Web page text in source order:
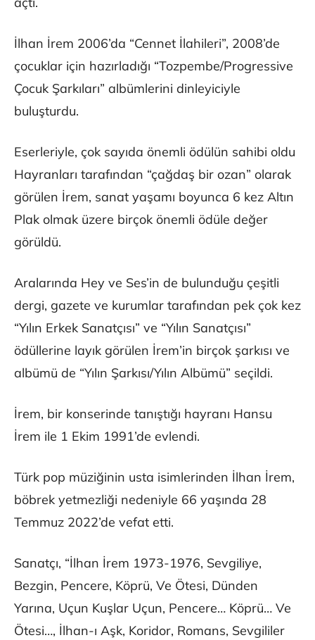
İlhan İrem 2006’da “Cennet İlahileri”, 2008’de
çocuklar için hazırladığı “Tozpembe/Progressive
Çocuk Şarkıları” albümlerini dinleyiciyle
buluşturdu.
Eserleriyle, çok sayıda önemli ödülün sahibi oldu
Hayranları tarafından “çağdaş bir ozan” olarak
görülen İrem, sanat yaşamı boyunca 6 kez Altın
Plak olmak üzere birçok önemli ödüle değer
görüldü.
Aralarında Hey ve Ses’in de bulunduğu çeşitli
dergi, gazete ve kurumlar tarafından pek çok kez
“Yılın Erkek Sanatçısı” ve “Yılın Sanatçısı”
ödüllerine layık görülen İrem’in birçok şarkısı ve
albümü de “Yılın Şarkısı/Yılın Albümü” seçildi.
İrem, bir konserinde tanıştığı hayranı Hansu
İrem ile 1 Ekim 1991’de evlendi.
Türk pop müziğinin usta isimlerinden İlhan İrem,
böbrek yetmezliği nedeniyle 66 yaşında 28
Temmuz 2022’de vefat etti.
Sanatçı, “İlhan İrem 1973-1976, Sevgiliye,
Bezgin, Pencere, Köprü, Ve Ötesi, Dünden
Yarına, Uçun Kuşlar Uçun, Pencere… Köprü… Ve
Ötesi…, İlhan-ı Aşk, Koridor, Romans, Sevgililer